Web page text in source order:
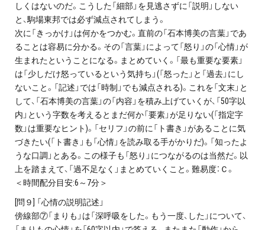
しくはないのだ。こうした「細部」を見逃さずに「説明」しない
と、駒場東邦では必ず減点されてしまう。
次に「きっかけ」は何かをつかむ。直前の「石本博美の言葉」であ
ることは容易に分かる。その「言葉」によって「怒り」の「心情」が
生まれたということになる。まとめていく。「最も重要な要素」
は「少しだけ怒っているという気持ち」(「怒った」と「過去」にし
ないこと。「記述」では「時制」でも減点される)。これを「文末」と
して、「石本博美の言葉」の「内容」を積み上げていくが、「50字以
内」という字数を考えるとまだ何か「要素」が足りない(「指定字
数」は重要なヒント)。「セリフ」の前に「ト書き」があることに気
づきたい(「ト書き」も「心情」を読み取る手がかりだ)。「知ったよ
うな口調」とある。この様子も「怒り」につながるのは当然だ。以
上を踏まえて、「過不足なく」まとめていくこと。難易度：Ｃ。
＜時間配分目安:6～7分＞
[問９] 「心情の説明記述」
傍線部⑦「まりも」は「深呼吸をした。もう一度、した」について、